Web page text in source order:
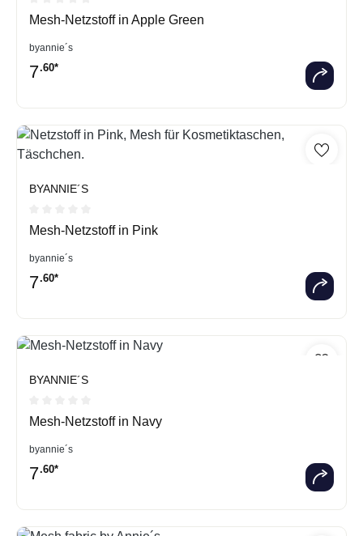
Durchschnittliche Bewertung von 0 von 5 Sternen
Mesh-Netzstoff in Apple Green
byannie´s
7.60*
BYANNIE´S
Durchschnittliche Bewertung von 0 von 5 Sternen
Mesh-Netzstoff in Pink
byannie´s
7.60*
BYANNIE´S
Durchschnittliche Bewertung von 0 von 5 Sternen
Mesh-Netzstoff in Navy
byannie´s
7.60*